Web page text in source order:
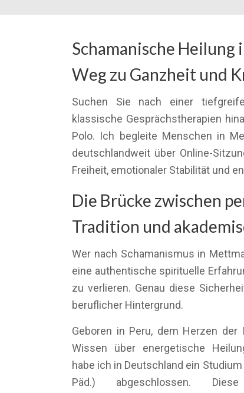
Schamanische
Weg zu Ganzheit und
Suchen Sie nach einer
klassische Gesprächstherapien
Polo. Ich begleite Menschen in
deutschlandweit über Online-
Freiheit, emotionaler Stabilität und
Die Brücke zwischen
Tradition und
Wer nach Schamanismus in
eine authentische spirituelle
zu verlieren. Genau diese
beruflicher Hintergrund.
Geboren in Peru, dem Herzen
Wissen über energetische
habe ich in Deutschland ein
Päd.) abgeschlossen.